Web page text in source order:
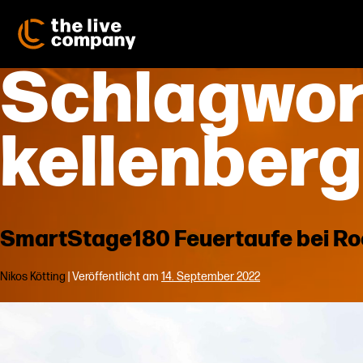
Inhalt
springen
kellenberg
SmartStage180 Feuertaufe bei
Nikos Kötting Veröffentlicht am 14. September 2022